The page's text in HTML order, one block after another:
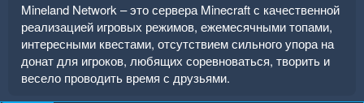
Mineland Network – это сервера Minecraft с качественной
реализацией игровых режимов, ежемесячными топами,
интересными квестами, отсутствием сильного упора на
донат для игроков, любящих соревноваться, творить и
весело проводить время с друзьями.